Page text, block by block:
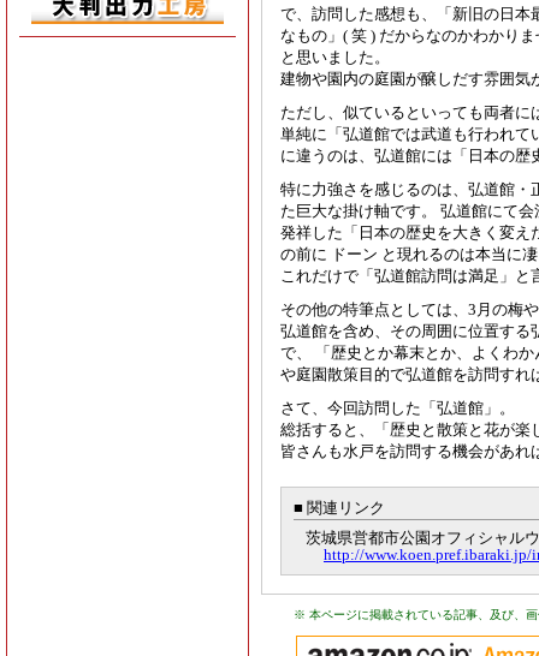
で、訪問した感想も、「新旧の日
なもの」( 笑 ) だからなのかわかり
と思いました。
建物や園内の庭園が醸しだす雰囲気
ただし、似ているといっても両者
単純に「弘道館では武道も行われ
に違うのは、弘道館には「日本の
特に力強さを感じるのは、弘道館
た巨大な掛け軸です。 弘道館にて
発祥した「日本の歴史を大きく変え
の前に ドーン と現れるのは本当に
これだけで「弘道館訪問は満足」
その他の特筆点としては、3月の梅
弘道館を含め、その周囲に位置す
で、 「歴史とか幕末とか、よくわ
や庭園散策目的で弘道館を訪問すれ
さて、今回訪問した「弘道館」。
総括すると、「歴史と散策と花が
皆さんも水戸を訪問する機会があ
■ 関連リンク
茨城県営都市公園オフィシャル
http://www.koen.pref.ibaraki.jp/
※ 本ページに掲載されている記事、及び、